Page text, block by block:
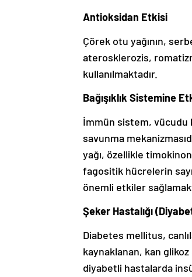
Antioksidan Etkisi
Çörek otu yağının,
aterosklerozis,
kullanılmaktadır.
Bağışıklık Sistemine
İmmün sistem, vücudu
savunma
yağı, özellikle
fagositik hücrelerin
önemli etkiler
Şeker Hastalığı
Diabetes mellitus,
kaynaklanan, kan
diyabetli hastalarda